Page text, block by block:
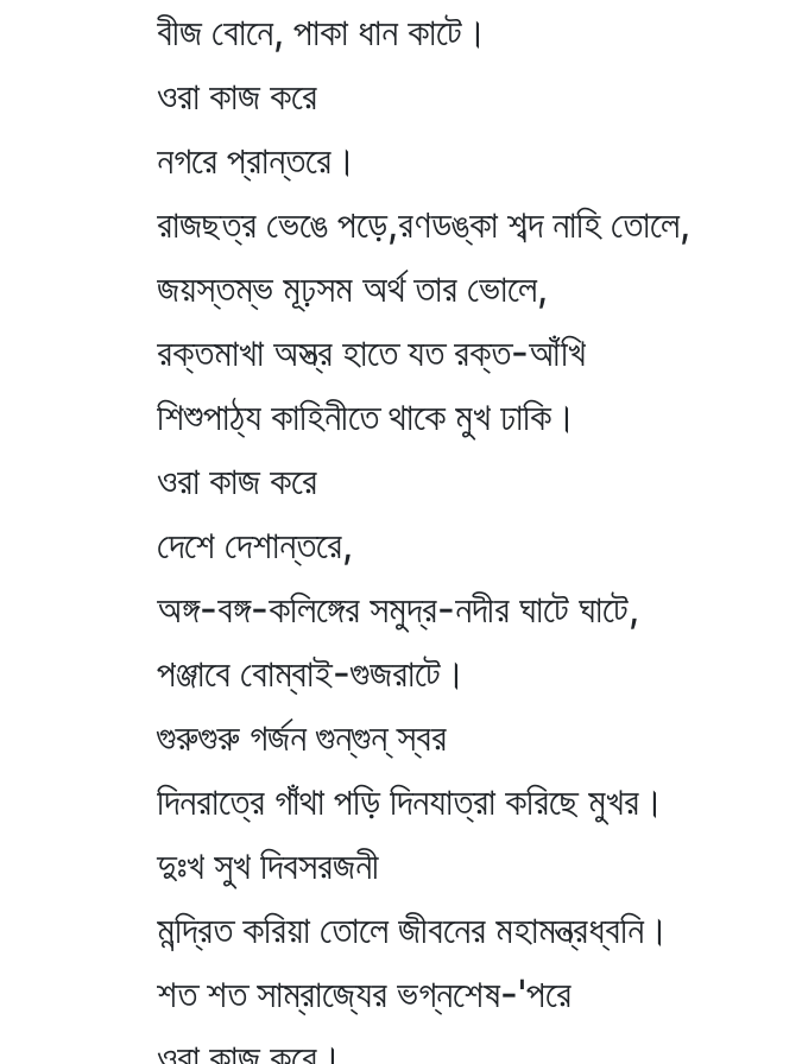
বীজ বোনে, পাকা ধান কাটে।
ওরা কাজ করে
নগরে প্রান্তরে।
রাজছত্র ভেঙে পড়ে,রণডঙ্কা শব্দ নাহি তোলে,
জয়স্তম্ভ মূঢ়সম অর্থ তার ভোলে,
রক্তমাখা অস্ত্র হাতে যত রক্ত-আঁখি
শিশুপাঠ্য কাহিনীতে থাকে মুখ ঢাকি।
ওরা কাজ করে
দেশে দেশান্তরে,
অঙ্গ-বঙ্গ-কলিঙ্গের সমুদ্র-নদীর ঘাটে ঘাটে,
পঞ্জাবে বোম্বাই-গুজরাটে।
গুরুগুরু গর্জন গুন্‌গুন্‌ স্বর
দিনরাত্রে গাঁথা পড়ি দিনযাত্রা করিছে মুখর।
দুঃখ সুখ দিবসরজনী
মন্দ্রিত করিয়া তোলে জীবনের মহামন্ত্রধ্বনি।
শত শত সাম্রাজ্যের ভগ্নশেষ-'পরে